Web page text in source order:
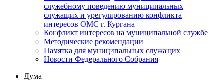
служебному поведению муниципальных
служащих и урегулированию конфликта
интересов ОМС г. Кургана
Конфликт интересов на муниципальной службе
Методические рекомендации
Памятка для муниципальных служащих
Новости Федерального Cобрания
Дума